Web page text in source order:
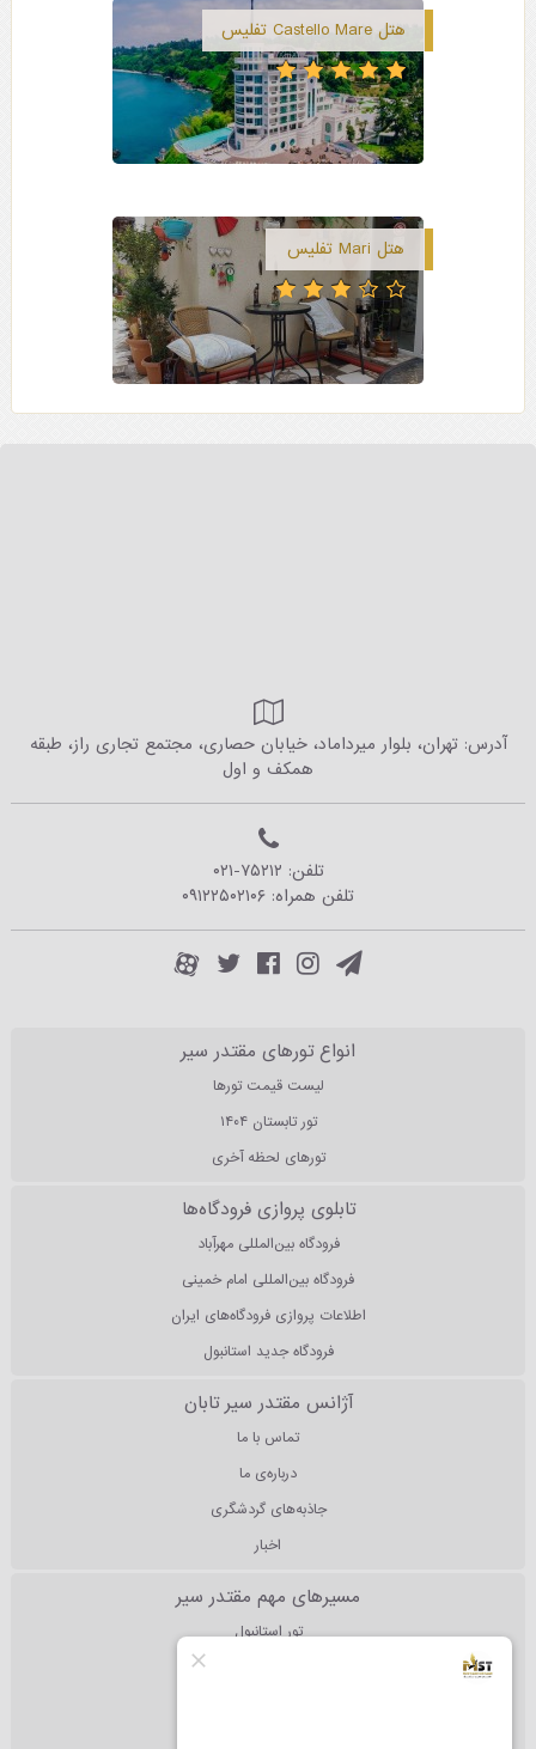
هتل Castello Mare تفلیس
هتل Mari تفلیس
آدرس: تهران، بلوار میرداماد، خیابان حصاری، مجتمع تجاری راز، طبقه
همکف و اول
تلفن: ۰۲۱-۷۵۲۱۲
تلفن همراه: ۰۹۱۲۲۵۰۲۱۰۶
انواع تورهای مقتدر سیر
لیست قیمت تورها
تور تابستان ۱۴۰۴
تورهای لحظه آخری
تابلوی پروازی فرودگاه‌ها
فرودگاه بین‌المللی مهرآباد
فرودگاه بین‌المللی امام خمینی
اطلاعات پروازی فرودگاه‌های ایران
فرودگاه جدید استانبول
آژانس مقتدر سیر تابان
تماس با ما
درباره‌ی ما
جاذبه‌های گردشگری
اخبار
مسیرهای مهم مقتدر سیر
تور استانبول